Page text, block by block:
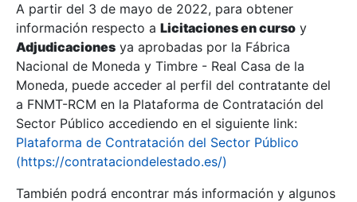
Mostrar/Ocultar
A partir del 3 de mayo de 2022, para obtener
información respecto a Licitaciones en curso y
Adjudicaciones ya aprobadas por la Fábrica
Nacional de Moneda y Timbre - Real Casa de la
Moneda, puede acceder al perfil del contratante del
a FNMT-RCM en la Plataforma de Contratación del
Sector Público accediendo en el siguiente link:
Plataforma de Contratación del Sector Público
(https://contrataciondelestado.es/)
También podrá encontrar más información y algunos